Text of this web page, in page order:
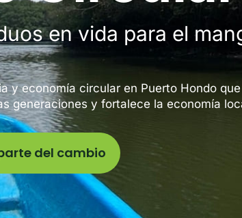
en vida para el
y economía circular en Puerto Hondo
generaciones y fortalece la economía
del cambio